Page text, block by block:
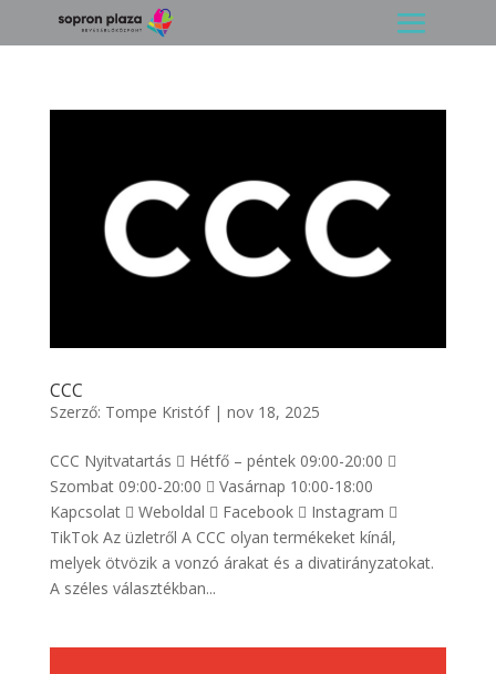
CCC
Szerző: Tompe Kristóf| nov 18, 2025
CCC Nyitvatartás  Hétfő – péntek 09:00-20:00 
Szombat 09:00-20:00  Vasárnap 10:00-18:00
Kapcsolat  Weboldal  Facebook  Instagram 
TikTok Az üzletről A CCC olyan termékeket kínál,
melyek ötvözik a vonzó árakat és a divatirányzatokat.
A széles választékban...